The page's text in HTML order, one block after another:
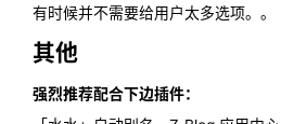
有时候并不需要给用户太多选项。。
其他
强烈推荐配合下边插件：